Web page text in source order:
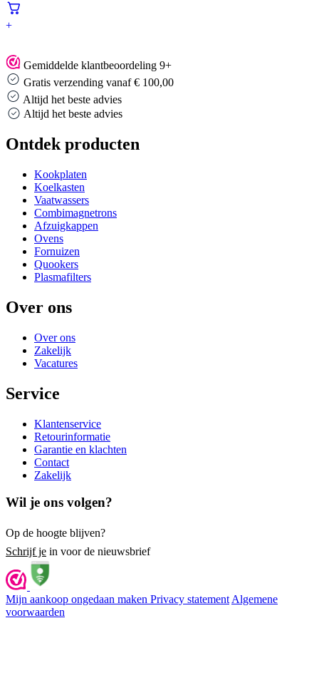
+
Gemiddelde klantbeoordeling 9+
Gratis verzending vanaf € 100,00
Altijd het beste advies
Altijd het beste advies
Ontdek producten
Kookplaten
Koelkasten
Vaatwassers
Combimagnetrons
Afzuigkappen
Ovens
Fornuizen
Quookers
Plasmafilters
Over ons
Over ons
Zakelijk
Vacatures
Service
Klantenservice
Retourinformatie
Garantie en klachten
Contact
Zakelijk
Wil je ons volgen?
Op de hoogte blijven?
Schrijf je in voor de nieuwsbrief
Mijn aankoop ongedaan maken Privacy statement Algemene
voorwaarden